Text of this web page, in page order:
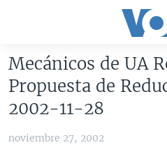
accesibilidad
contenido
Salte
AMÉRICA DEL NORTE
EEUU
ELECCIONES EEUU 2024
Mecánicos de UA
Propuesta de
2002-11-28
noviembre 27, 2002